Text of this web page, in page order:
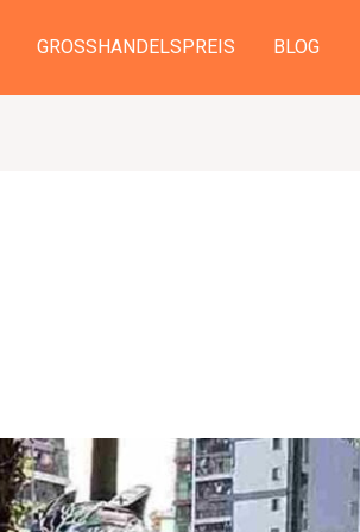
GROSSHANDELSPREIS BLOG